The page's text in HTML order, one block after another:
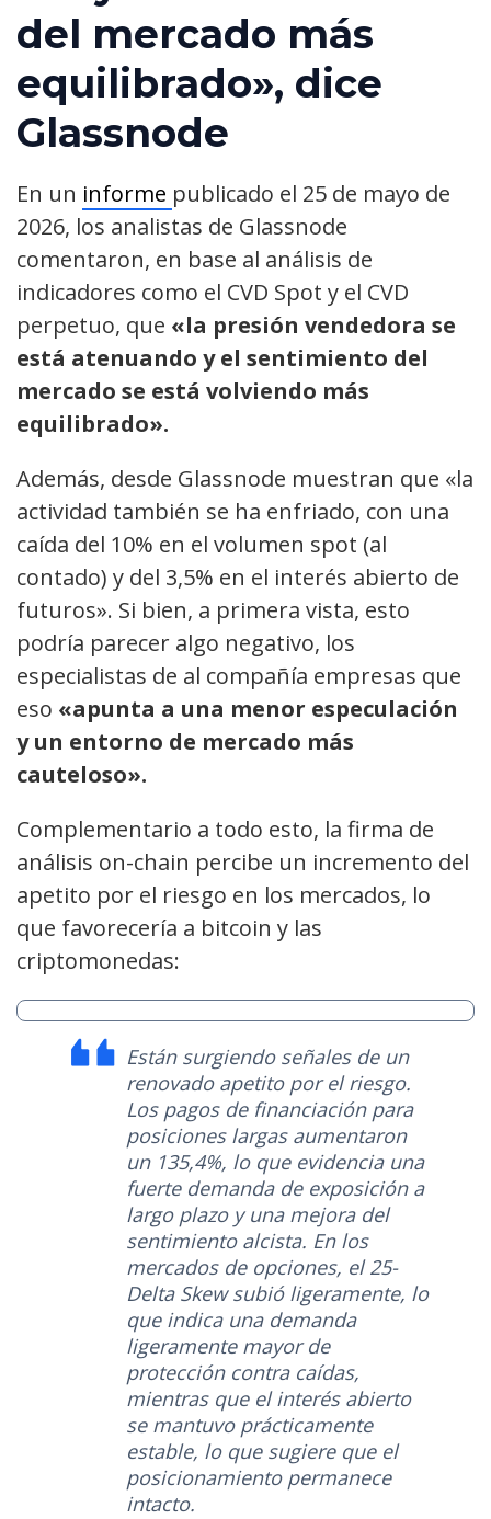
del mercado más
equilibrado», dice
Glassnode
En un informe publicado el 25 de mayo de
2026, los analistas de Glassnode
comentaron, en base al análisis de
indicadores como el CVD Spot y el CVD
perpetuo, que «la presión vendedora se
está atenuando y el sentimiento del
mercado se está volviendo más
equilibrado».
Además, desde Glassnode muestran que «la
actividad también se ha enfriado, con una
caída del 10% en el volumen spot (al
contado) y del 3,5% en el interés abierto de
futuros». Si bien, a primera vista, esto
podría parecer algo negativo, los
especialistas de al compañía empresas que
eso «apunta a una menor especulación
y un entorno de mercado más
cauteloso».
Complementario a todo esto, la firma de
análisis on-chain percibe un incremento del
apetito por el riesgo en los mercados, lo
que favorecería a bitcoin y las
criptomonedas:
Están surgiendo señales de un
renovado apetito por el riesgo.
Los pagos de financiación para
posiciones largas aumentaron
un 135,4%, lo que evidencia una
fuerte demanda de exposición a
largo plazo y una mejora del
sentimiento alcista. En los
mercados de opciones, el 25-
Delta Skew subió ligeramente, lo
que indica una demanda
ligeramente mayor de
protección contra caídas,
mientras que el interés abierto
se mantuvo prácticamente
estable, lo que sugiere que el
posicionamiento permanece
intacto.